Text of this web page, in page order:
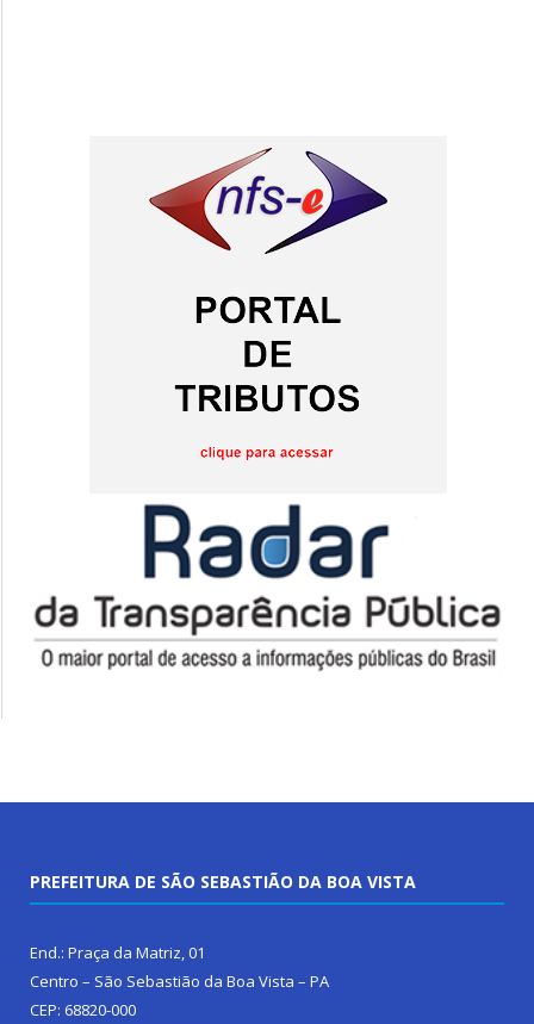
PREFEITURA DE SÃO SEBASTIÃO DA BOA VISTA
End.: Praça da Matriz, 01
Centro – São Sebastião da Boa Vista – PA
CEP: 68820-000